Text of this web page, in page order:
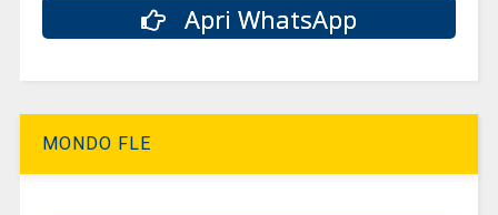
Apri WhatsApp
MONDO FLE